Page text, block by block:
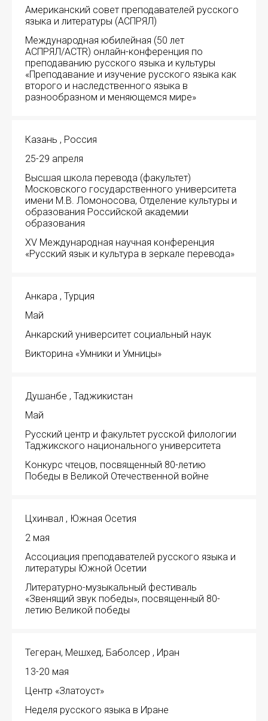
Американский совет преподавателей русского
языка и литературы (АСПРЯЛ)
Международная юбилейная (50 лет
АСПРЯЛ/ACTR) онлайн-конференция по
преподаванию русского языка и культуры
«Преподавание и изучение русского языка как
второго и наследственного языка в
разнообразном и меняющемся мире»
Казань , Россия
25-29 апреля
Высшая школа перевода (факультет)
Московского государственного университета
имени М.В. Ломоносова, Отделение культуры и
образования Российской академии
образования
XV Международная научная конференция
«Русский язык и культура в зеркале перевода»
Анкара , Турция
Май
Анкарский университет социальный наук
Викторина «Умники и Умницы»
Душанбе , Таджикистан
Май
Русский центр и факультет русской филологии
Таджикского национального университета
Конкурс чтецов, посвященный 80-летию
Победы в Великой Отечественной войне
Цхинвал , Южная Осетия
2 мая
Ассоциация преподавателей русского языка и
литературы Южной Осетии
Литературно-музыкальный фестиваль
«Звенящий звук победы», посвященный 80-
летию Великой победы
Тегеран, Мешхед, Баболсер , Иран
13-20 мая
Центр «Златоуст»
Неделя русского языка в Иране
Подписаться